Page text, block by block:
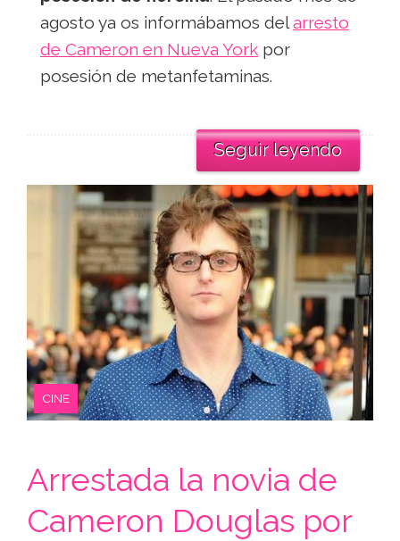
agosto ya os informábamos delarresto
de Cameron en Nueva York por
posesión de metanfetaminas.
Seguir leyendo
CINE
Arrestada la novia de
Cameron Douglas por